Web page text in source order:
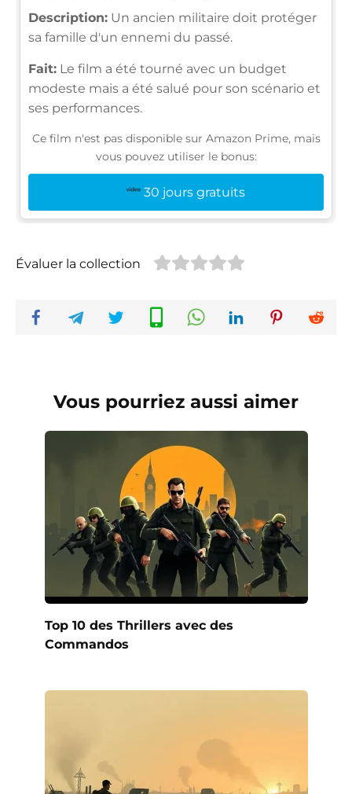
Description: Un ancien militaire doit protéger
sa famille d'un ennemi du passé.
Fait: Le film a été tourné avec un budget
modeste mais a été salué pour son scénario et
ses performances.
Ce film n'est pas disponible sur Amazon Prime, mais
vous pouvez utiliser le bonus:
30 jours gratuits
Évaluer la collection
Vous pourriez aussi aimer
Top 10 des Thrillers avec des
Commandos